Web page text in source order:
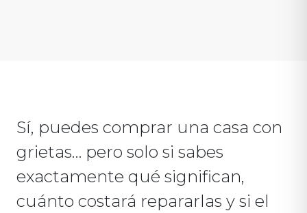
Sí, puedes comprar una casa con
grietas… pero solo si sabes
exactamente qué significan,
cuánto costará repararlas y si el